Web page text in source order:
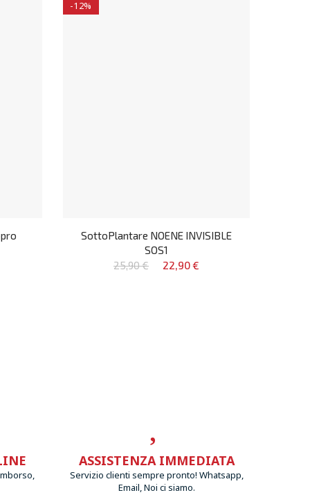
-12%
SottoPlantare NOENE INVISIBLE
SOS1
25,90 €
22,90 €
ASSISTENZA IMMEDIATA
Servizio clienti sempre pronto! Whatsapp,
Email, Noi ci siamo.